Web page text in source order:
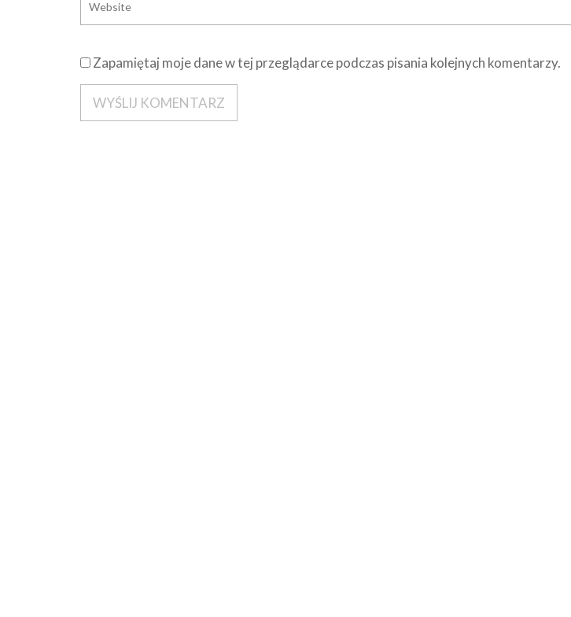
Zapamiętaj moje dane w tej przeglądarce podczas pisania kolejnych komentarzy.